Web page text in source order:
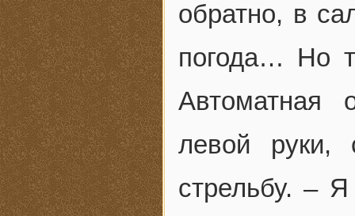
обратно, в
погода… Но
Автоматная
левой руки,
стрельбу. –